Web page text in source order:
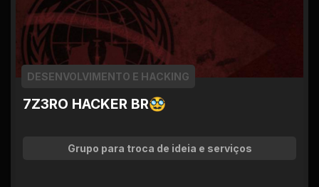
7Z3RO HACKER BR🥸
DESENVOLVIMENTO E HACKING
Grupo para troca de ideia e serviços